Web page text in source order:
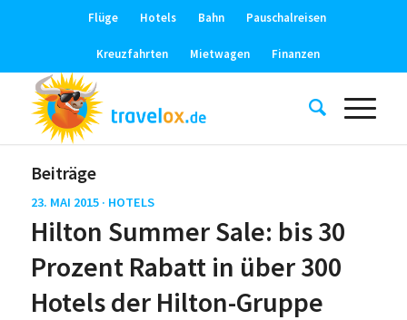
Flüge Hotels Bahn Pauschalreisen
Kreuzfahrten Mietwagen Finanzen
Beiträge
23. MAI 2015 · HOTELS
Hilton Summer Sale: bis 30
Prozent Rabatt in über 300
Hotels der Hilton-Gruppe